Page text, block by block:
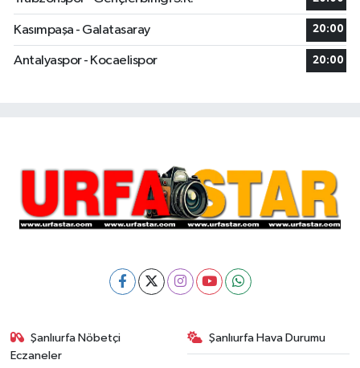
Kasımpaşa - Galatasaray 20:00
Antalyaspor - Kocaelispor 20:00
Şanlıurfa Nöbetçi
Eczaneler
Şanlıurfa Hava Durumu